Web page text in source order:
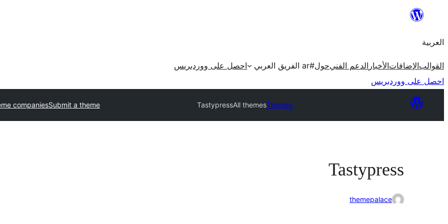
المحتوى
العربية
القوالبالإضافاتالأخبار الدعم الفنيحول#ar الفريق العربي
احصل على ووردبريس
احصل على ووردبريس
Themes
All themes
Tastypress
Submit a theme
companies
Tastypress
themepalace